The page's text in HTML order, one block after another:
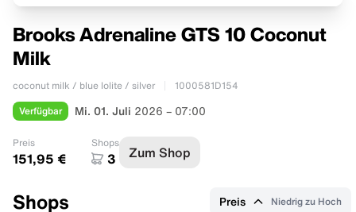
Brooks Adrenaline GTS 10 Coconut
Milk
coconut milk / blue lolite / silver 1000581D154
Verfügbar Mi. 01. Juli 2026 – 07:00
Preis
151,95 €
Shops
3 Zum Shop
Shops Preis Niedrig zu Hoch